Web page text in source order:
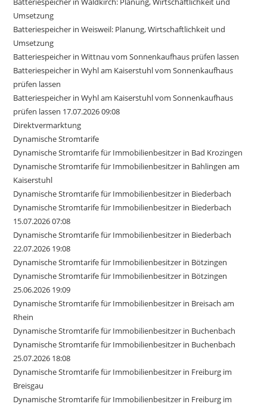
Umsetzung
Batteriespeicher in Weisweil: Planung, Wirtschaftlichkeit und
Umsetzung
Batteriespeicher in Wittnau vom Sonnenkaufhaus prüfen lassen
Batteriespeicher in Wyhl am Kaiserstuhl vom Sonnenkaufhaus
prüfen lassen
Batteriespeicher in Wyhl am Kaiserstuhl vom Sonnenkaufhaus
prüfen lassen 17.07.2026 09:08
Direktvermarktung
Dynamische Stromtarife
Dynamische Stromtarife für Immobilienbesitzer in Bad Krozingen
Dynamische Stromtarife für Immobilienbesitzer in Bahlingen am
Kaiserstuhl
Dynamische Stromtarife für Immobilienbesitzer in Biederbach
Dynamische Stromtarife für Immobilienbesitzer in Biederbach
15.07.2026 07:08
Dynamische Stromtarife für Immobilienbesitzer in Biederbach
22.07.2026 19:08
Dynamische Stromtarife für Immobilienbesitzer in Bötzingen
Dynamische Stromtarife für Immobilienbesitzer in Bötzingen
25.06.2026 19:09
Dynamische Stromtarife für Immobilienbesitzer in Breisach am
Rhein
Dynamische Stromtarife für Immobilienbesitzer in Buchenbach
Dynamische Stromtarife für Immobilienbesitzer in Buchenbach
25.07.2026 18:08
Dynamische Stromtarife für Immobilienbesitzer in Freiburg im
Breisgau
Dynamische Stromtarife für Immobilienbesitzer in Freiburg im